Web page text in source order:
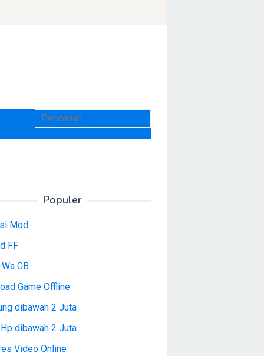
Populer
Mod
FF
GB
Game Offline
dibawah 2 Juta
dibawah 2 Juta
Video Online